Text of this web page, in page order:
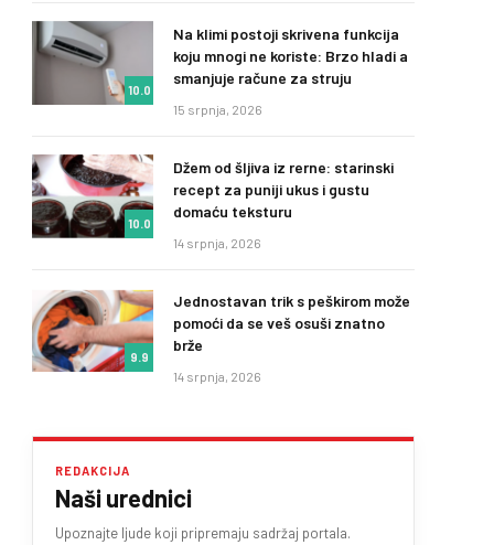
10.0
Na klimi postoji skrivena funkcija
koju mnogi ne koriste: Brzo hladi a
smanjuje račune za struju
15 srpnja, 2026
10.0
Džem od šljiva iz rerne: starinski
recept za puniji ukus i gustu
domaću teksturu
14 srpnja, 2026
9.9
Jednostavan trik s peškirom može
pomoći da se veš osuši znatno
brže
14 srpnja, 2026
REDAKCIJA
Naši urednici
Upoznajte ljude koji pripremaju sadržaj portala.